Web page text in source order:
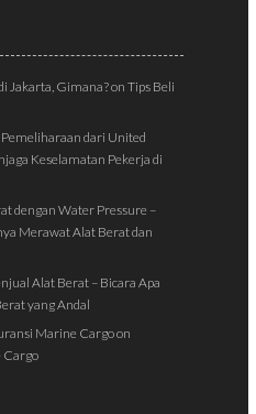
Jakarta, Gimana?onTips Beli
dari United
Keselamatan Pekerja di
dengan Water Pressure –
Merawat Alat Berat dan
Alat Berat – Bicara Apa
yang Andal
Marine Cargoon
Cargo